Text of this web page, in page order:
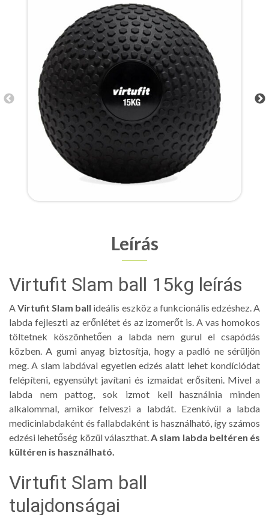
Leírás
Virtufit Slam ball 15kg leírás
AVirtufit Slam ball ideális eszköz a funkcionális edzéshez. A
labda fejleszti az erőnlétet és az izomerőt is. A vas homokos
töltetnek köszönhetően a labda nem gurul el csapódás
közben. A gumi anyag biztosítja, hogy a padló ne sérüljön
meg. A slam labdával egyetlen edzés alatt lehet kondíciódat
felépíteni, egyensúlyt javítani és izmaidat erősíteni. Mivel a
labda nem pattog, sok izmot kell használnia minden
alkalommal, amikor felveszi a labdát. Ezenkívül a labda
medicinlabdaként és fallabdaként is használható, így számos
edzési lehetőség közül választhat.A slam labda beltéren és
kültéren is használható.
Virtufit Slam ball
tulajdonságai